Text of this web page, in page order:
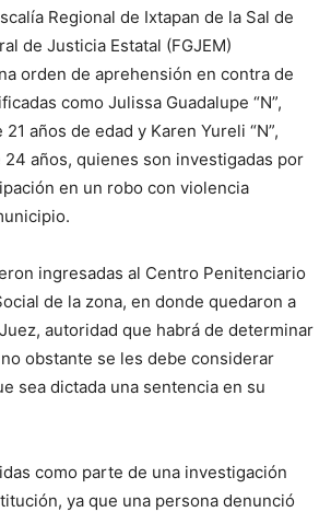
Regional de Ixtapan de la Sal de
de Justicia Estatal (FGJEM)
orden de aprehensión en contra de
como Julissa Guadalupe “N”,
21 años de edad y Karen Yureli “N”,
24 años, quienes son investigadas por
en un robo con violencia
ingresadas al Centro Penitenciario
de la zona, en donde quedaron a
autoridad que habrá de determinar
obstante se les debe considerar
sea dictada una sentencia en su
como parte de una investigación
ya que una persona denunció